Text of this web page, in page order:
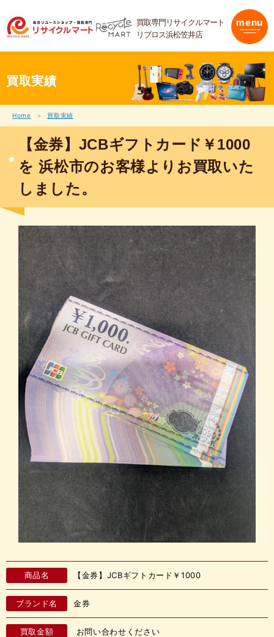
を
ス
キ
プ
買取専門リサイクルマート
リブロス浜松笠井店
menu
買取実績
Home 買取実績
【金券】JCBギフトカード￥1000
を 浜松市のお客様よりお買取いた
しました。
商品名 【金券】JCBギフトカード￥1000
ブランド名 金券
買取金額 お問い合わせください